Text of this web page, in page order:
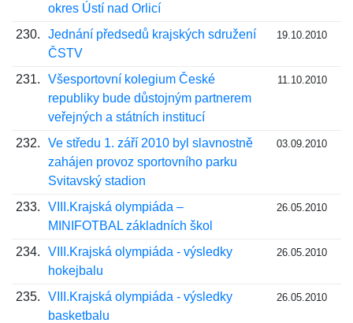
okres Ústí nad Orlicí
230.
Jednání předsedů krajských sdružení
ČSTV
19.10.2010
231.
Všesportovní kolegium České
republiky bude důstojným partnerem
veřejných a státních institucí
11.10.2010
232.
Ve středu 1. září 2010 byl slavnostně
zahájen provoz sportovního parku
Svitavský stadion
03.09.2010
233.
VIII.Krajská olympiáda –
MINIFOTBAL základních škol
26.05.2010
234.
VIII.Krajská olympiáda - výsledky
hokejbalu
26.05.2010
235.
VIII.Krajská olympiáda - výsledky
basketbalu
26.05.2010